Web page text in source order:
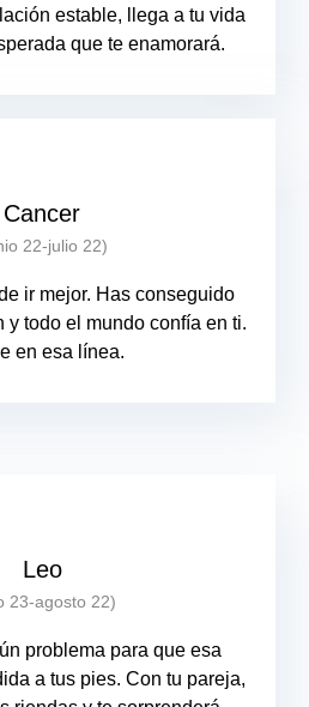
estable, llega a tu vida
que te enamorará.
Cancer
22-julio 22)
ir mejor. Has conseguido
y todo el mundo confía en ti.
en esa línea.
Leo
23-agosto 22)
problema para que esa
a tus pies. Con tu pareja,